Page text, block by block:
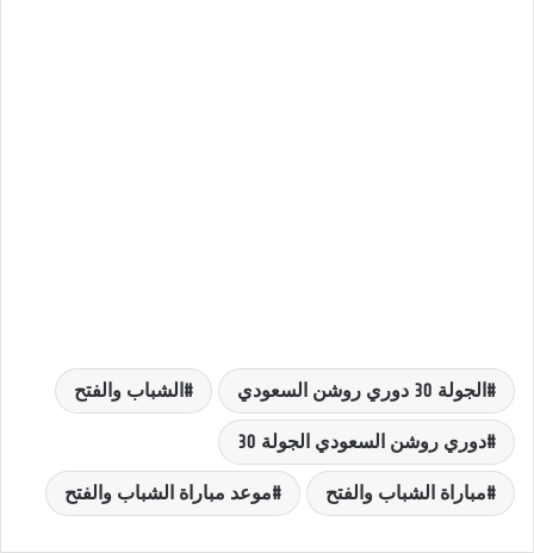
الجولة 30 دوري روشن السعودي الشباب والفتح
دوري روشن السعودي الجولة 30
مباراة الشباب والفتح موعد مباراة الشباب والفتح